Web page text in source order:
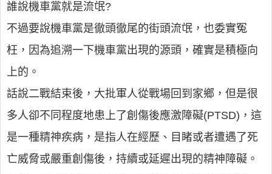
誰說機車黨就是流氓?
不過要說機車黨是徹頭徹尾的街頭流氓，也委實冤
枉，因為追溯一下機車黨出現的源頭，確實是積極向
上的。
話說二戰結束後，大批軍人從戰場回到家鄉，但是很
多人卻不同程度地患上了創傷後應激障礙(PTSD)，這
是一種精神疾病，是指人在經歷、目睹或者遭遇了死
亡威脅或嚴重創傷後，持續或延遲出現的精神障礙。